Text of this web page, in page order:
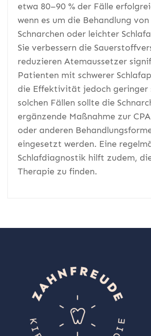
etwa 80–90 % der Fälle
wenn es um die Behandlung
Schnarchen oder leichter
Sie verbessern die
reduzieren Atemaussetzer
Patienten mit schwerer
die Effektivität jedoch geringer
solchen Fällen sollte die
ergänzende Maßnahme zur
oder anderen
eingesetzt werden. Eine
Schlafdiagnostik hilft zudem,
Therapie zu finden.